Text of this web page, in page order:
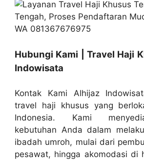
Hubungi Kami | Travel Haji
Indowisata
Kontak Kami Alhijaz
travel haji khusus yang
Indonesia. Kami
kebutuhan Anda dalam
ibadah umroh, mulai dari
pesawat, hingga akomodasi di